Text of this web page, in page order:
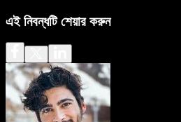
এই নিবন্ধটি শেয়ার করুন